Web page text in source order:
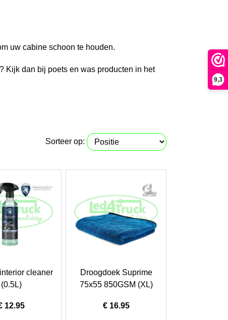
9,3
uw cabine schoon te houden.
Kijk dan bij poets en was producten in het
Sorteer op:
cleaner
(0.5L)
12.95
Droogdoek Suprime
75x55 850GSM (XL)
€ 16.95